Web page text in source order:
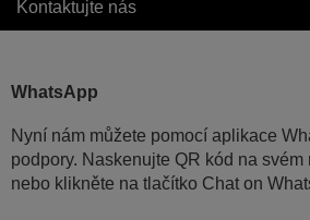
Kontaktujte nás
WhatsApp
Nyní nám můžete pomocí aplikace
podpory. Naskenujte QR kód na
nebo klikněte na tlačítko Chat on